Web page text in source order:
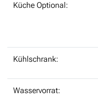
Küche Optional:
Kühlschrank:
Wasservorrat: